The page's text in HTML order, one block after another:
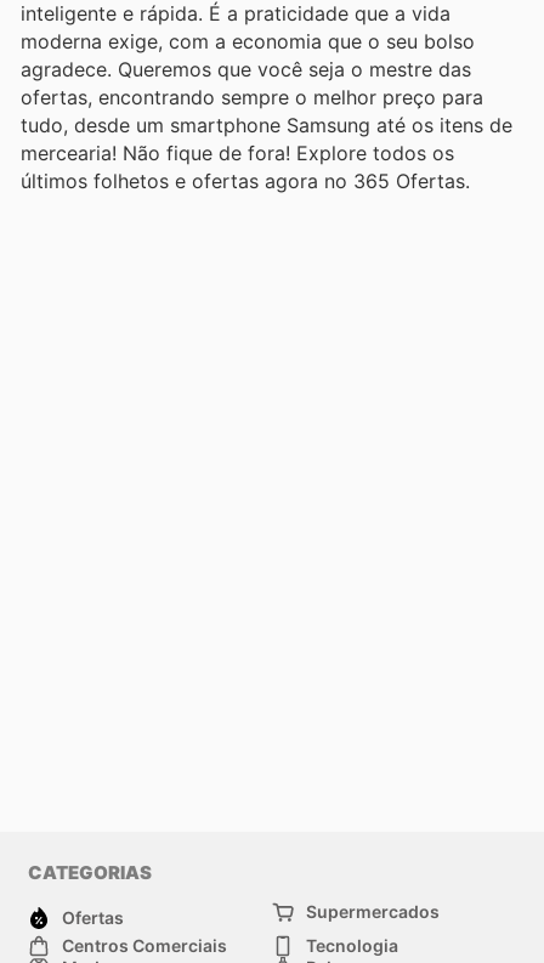
inteligente e rápida. É a praticidade que a vida
moderna exige, com a economia que o seu bolso
agradece. Queremos que você seja o mestre das
ofertas, encontrando sempre o melhor preço para
tudo, desde um smartphone Samsung até os itens de
mercearia! Não fique de fora! Explore todos os
últimos folhetos e ofertas agora no 365 Ofertas.
CATEGORIAS
Ofertas
Supermercados
Centros Comerciais
Tecnologia